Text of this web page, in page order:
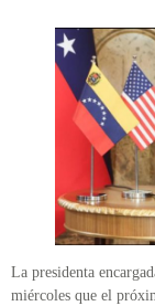
La presidenta
miércoles que el